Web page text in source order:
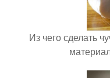
Из чего сделать